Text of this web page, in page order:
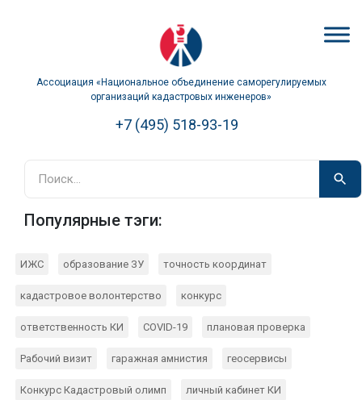
Ассоциация «Национальное объединение саморегулируемых
организаций кадастровых инженеров»
+7 (495) 518-93-19
Популярные тэги:
ИЖС образование ЗУ точность координат
кадастровое волонтерство конкурс
ответственность КИ COVID-19 плановая проверка
Рабочий визит гаражная амнистия геосервисы
Конкурс Кадастровый олимп личный кабинет КИ